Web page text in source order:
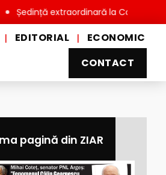
extraordinară la Consiliul Local
| EDITORIAL |
ECONOMIC
CONTACT
pagină din ZIAR